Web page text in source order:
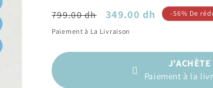
Prix
habituel
799.00 dh
Prix
promotionnel
349.00 dh -56% De
Paiement à La Livraison
J'ACHÈTE
Paiement à la